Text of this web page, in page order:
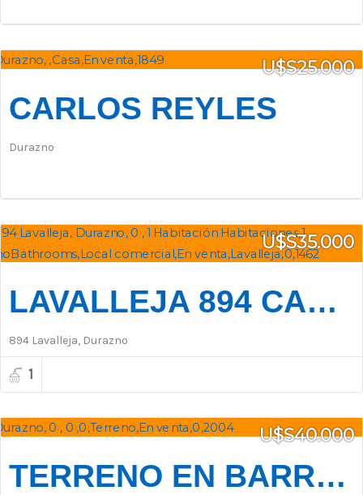
CARLOS REYLES
Durazno
U$S25.000
LAVALLEJA 894 CASI ARTIGAS
894 Lavalleja, Durazno
1
U$S35.000
TERRENO EN BARRIO CEMENTERIO
U$S40.000